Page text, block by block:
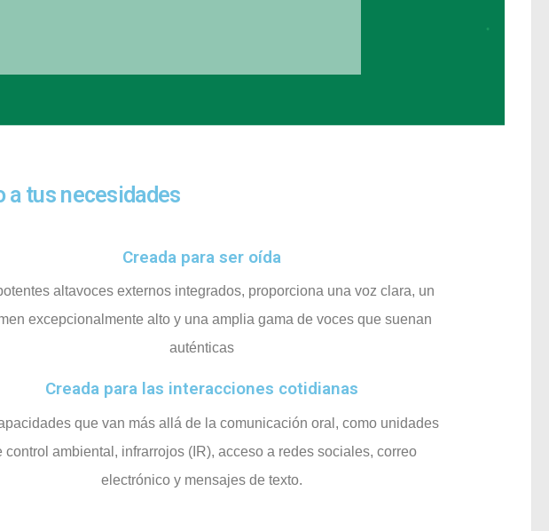
a tus necesidades
Creada para ser oída
altavoces externos integrados, proporciona una voz clara, un
excepcionalmente alto y una amplia gama de voces que suenan
auténticas
Creada para las interacciones cotidianas
que van más allá de la comunicación oral, como unidades
control ambiental, infrarrojos (IR), acceso a redes sociales, correo
electrónico y mensajes de texto.